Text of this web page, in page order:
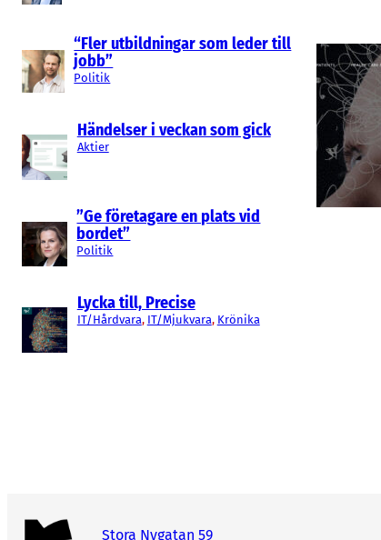
“Fler utbildningar som leder till
jobb”
Politik
Händelser i veckan som gick
Aktier
”Ge företagare en plats vid
bordet”
Politik
Lycka till, Precise
IT/Hårdvara, IT/Mjukvara, Krönika
Stora Nygatan 59